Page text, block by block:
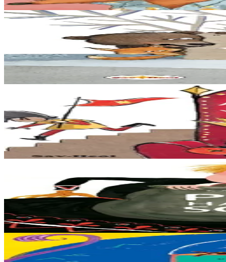
En stock12,00 €
6 ans et plus
Par une journée de grand froid, Souris se promène et trouve une
L'oiseau et la pièce d'or
Un jour, un petit oiseau trouve une pièce d’or. Posé sur la fenêtre
En stock9,00 €
Pierre et la sorcière
Au village, tout le monde a peur de la sorcière. Tout le monde, sauf
En stock9,00 €
3 ans et plus